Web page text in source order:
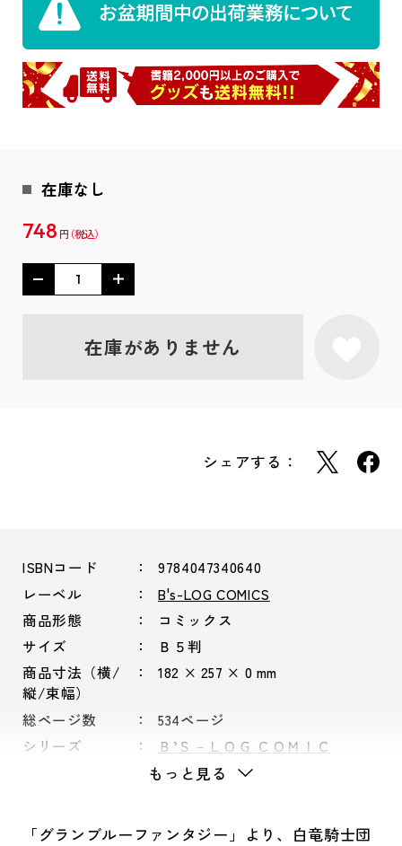
在庫なし
748 円
在庫がありません
シェアする：
ISBNコード
9784047340640
レーベル
B's-LOG COMICS
商品形態
コミックス
サイズ
Ｂ５判
商品寸法（横/
縦/束幅）
182 × 257 × 0 mm
総ページ数
534ページ
シリーズ
Ｂ’Ｓ－ＬＯＧ ＣＯＭＩＣ
もっと見る
「グランブルーファンタジー」より、白竜騎士団